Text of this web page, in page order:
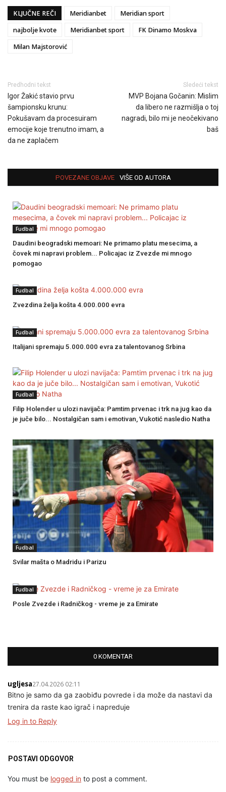
KLJUČNE REČI Meridianbet
Meridian sport
najbolje kvote
Meridianbet sport
FK Dinamo Moskva
Milan Majstorović
Predhodni tekst
Igor Žakić stavio prvu
šampionsku krunu:
Pokušavam da procesuiram
emocije koje trenutno imam, a
da ne zaplačem
Sledeći tekst
MVP Bojana Gočanin: Mislim
da libero ne razmišlja o toj
nagradi, bilo mi je neočekivano
baš
POVEZANE OBJAVE VIŠE OD AUTORA
Fudbal
Daudini beogradski memoari: Ne primamo platu mesecima, a
čovek mi napravi problem... Policajac iz Zvezde mi mnogo
pomogao
Fudbal
Zvezdina želja košta 4.000.000 evra
Fudbal
Italijani spremaju 5.000.000 evra za talentovanog Srbina
Fudbal
Filip Holender u ulozi navijača: Pamtim prvenac i trk na jug kao da
je juče bilo... Nostalgičan sam i emotivan, Vukotić nasledio Natha
Fudbal
Svilar mašta o Madridu i Parizu
Fudbal
Posle Zvezde i Radničkog - vreme je za Emirate
0 KOMENTAR
ugljesa27.04.2026 02:11
Bitno je samo da ga zaobiđu povrede i da može da nastavi da
trenira da raste kao igrač i napreduje
Log in to Reply
POSTAVI ODGOVOR
You must be logged in to post a comment.